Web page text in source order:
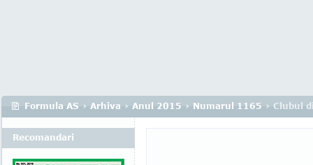
Formula AS › Arhiva › Anul 2015 › Numarul 1165 › Clubul
Recomandari